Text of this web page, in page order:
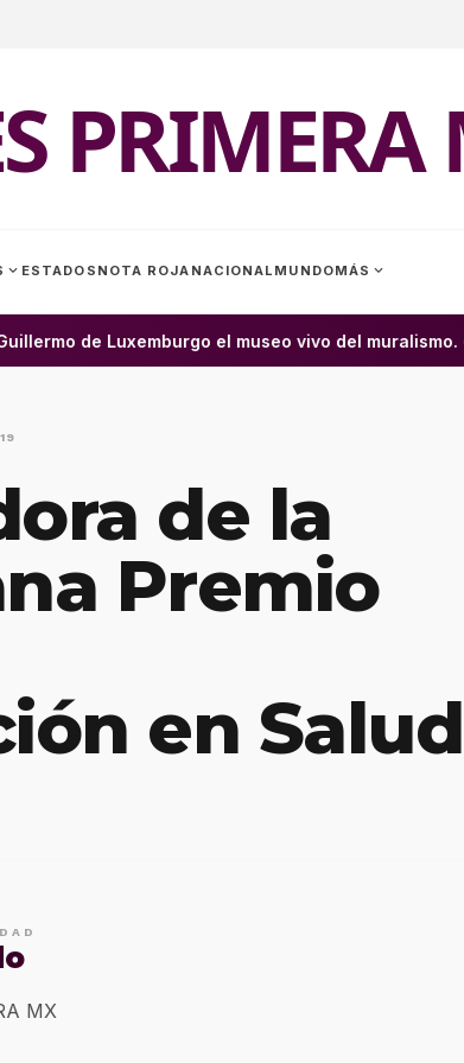
PRIMERA
expand_more ESTADOS NOTA ROJA NACIONAL MUNDOMÁS expand_more
de Luxemburgo el museo vivo del muralismo. •
de la
Premio
en Salud
MX